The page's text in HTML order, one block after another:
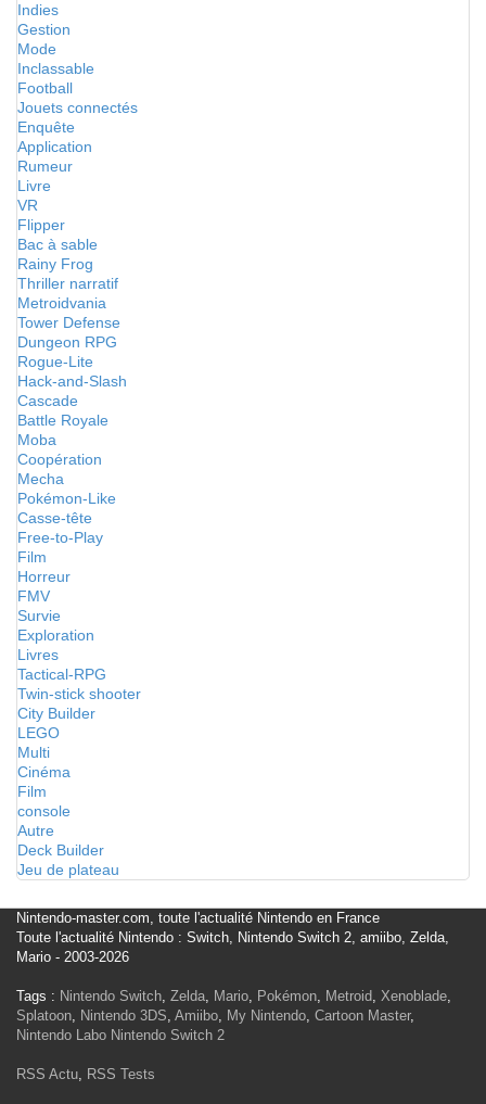
Indies
Gestion
Mode
Inclassable
Football
Jouets connectés
Enquête
Application
Rumeur
Livre
VR
Flipper
Bac à sable
Rainy Frog
Thriller narratif
Metroidvania
Tower Defense
Dungeon RPG
Rogue-Lite
Hack-and-Slash
Cascade
Battle Royale
Moba
Coopération
Mecha
Pokémon-Like
Casse-tête
Free-to-Play
Film
Horreur
FMV
Survie
Exploration
Livres
Tactical-RPG
Twin-stick shooter
City Builder
LEGO
Multi
Cinéma
Film
console
Autre
Deck Builder
Jeu de plateau
Nintendo-master.com, toute l'actualité Nintendo en France
Toute l'actualité Nintendo : Switch, Nintendo Switch 2, amiibo, Zelda,
Mario - 2003-2026
Tags : Nintendo Switch, Zelda, Mario, Pokémon, Metroid, Xenoblade,
Splatoon, Nintendo 3DS, Amiibo, My Nintendo, Cartoon Master,
Nintendo Labo Nintendo Switch 2
RSS Actu, RSS Tests